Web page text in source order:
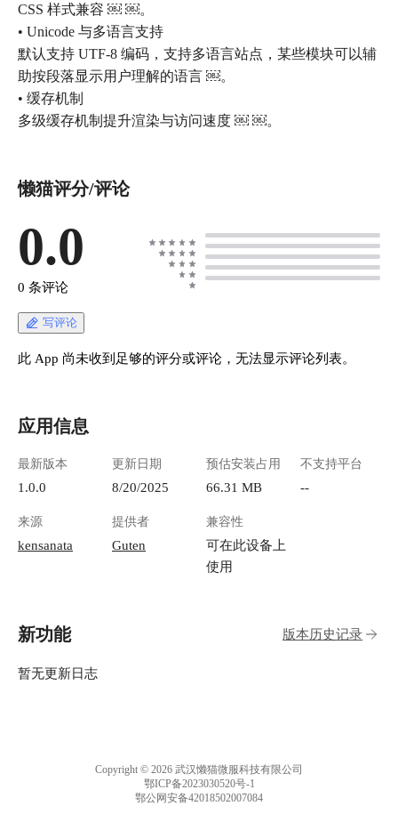
CSS 样式兼容 ￼ ￼。
• Unicode 与多语言支持
默认支持 UTF‑8 编码，支持多语言站点，某些模块可以辅
助按段落显示用户理解的语言 ￼。
• 缓存机制
多级缓存机制提升渲染与访问速度 ￼ ￼。
懒猫评分/评论
0.0
0 条评论
写评论
此 App 尚未收到足够的评分或评论，无法显示评论列表。
应用信息
最新版本
1.0.0
更新日期
8/20/2025
预估安装占用
66.31 MB
不支持平台
--
来源
kensanata
提供者
Guten
兼容性
可在此设备上
使用
新功能 版本历史记录
暂无更新日志
Copyright © 2026 武汉懒猫微服科技有限公司
鄂ICP备2023030520号-1
鄂公网安备42018502007084